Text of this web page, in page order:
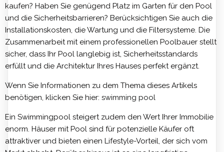
kaufen? Haben Sie genügend Platz im Garten für den Pool
und die Sicherheitsbarrieren? Berücksichtigen Sie auch die
Installationskosten, die Wartung und die Filtersysteme. Die
Zusammenarbeit mit einem professionellen Poolbauer stellt
sicher, dass Ihr Pool langlebig ist, Sicherheitsstandards
erfüllt und die Architektur Ihres Hauses perfekt ergänzt.
Wenn Sie Informationen zu dem Thema dieses Artikels
benötigen, klicken Sie hier: swimming pool
Ein Swimmingpool steigert zudem den Wert Ihrer Immobilie
enorm. Häuser mit Pool sind für potenzielle Käufer oft
attraktiver und bieten einen Lifestyle-Vorteil, der sich vom